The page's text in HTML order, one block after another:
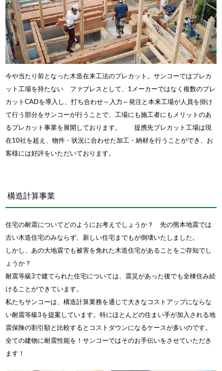
今や当たり前となった木造在来工法のプレカット。サンコーではプレカ
ット工場を持たない ファブレスとして、1メーカーではなく複数のプレ
カットCADを導入し、打ち合わせ～入力～発注と本来工場が人員を掛け
て行う部分をサンコーが行うことで、工場にも施工者にもメリットのあ
るプレカット事業を展開しております。 提携先プレカット工場は現
在10社を超え、物件・状況に合わせた加工・納材を行うことができ、お
客様には好評をいただいております。
構造計算事業
住宅の耐震についてどのようにお考えでしょうか？ 先の熊本地震では
古い木造住宅のみならず、新しい住宅までもが倒壊いたしました。
しかし、あの大地震でも被害を免れた木造住宅があることをご存知でし
ょうか？
耐震等級3で建てられた住宅については、震災があった後でも全棟住み続
けることができています。
私たちサンコーは、構造計算業務を通じて大きなコストアップにならな
い耐震等級3を提案しています。特にほとんどの住まい手が加入される地
震保険の割引額と比較するとコストダウンになるケースが多いのです。
全ての建物に耐震性能を！サンコーではそのお手伝いをさせていただき
ます！